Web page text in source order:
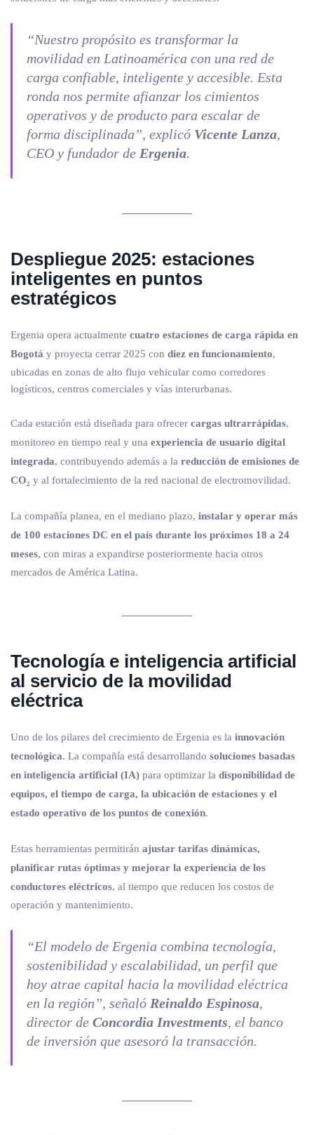
“Nuestro propósito es transformar la
movilidad en Latinoamérica con una red de
carga confiable, inteligente y accesible. Esta
ronda nos permite afianzar los cimientos
operativos y de producto para escalar de
forma disciplinada”, explicó Vicente Lanza,
CEO y fundador de Ergenia.
Despliegue 2025: estaciones
inteligentes en puntos
estratégicos
Ergenia opera actualmente cuatro estaciones de carga rápida en
Bogotá y proyecta cerrar 2025 con diez en funcionamiento,
ubicadas en zonas de alto flujo vehicular como corredores
logísticos, centros comerciales y vías interurbanas.
Cada estación está diseñada para ofrecer cargas ultrarrápidas,
monitoreo en tiempo real y una experiencia de usuario digital
integrada, contribuyendo además a la reducción de emisiones de
CO₂ y al fortalecimiento de la red nacional de electromovilidad.
La compañía planea, en el mediano plazo, instalar y operar más
de 100 estaciones DC en el país durante los próximos 18 a 24
meses, con miras a expandirse posteriormente hacia otros
mercados de América Latina.
Tecnología e inteligencia artificial
al servicio de la movilidad
eléctrica
Uno de los pilares del crecimiento de Ergenia es la innovación
tecnológica. La compañía está desarrollando soluciones basadas
en inteligencia artificial (IA) para optimizar la disponibilidad de
equipos, el tiempo de carga, la ubicación de estaciones y el
estado operativo de los puntos de conexión.
Estas herramientas permitirán ajustar tarifas dinámicas,
planificar rutas óptimas y mejorar la experiencia de los
conductores eléctricos, al tiempo que reducen los costos de
operación y mantenimiento.
“El modelo de Ergenia combina tecnología,
sostenibilidad y escalabilidad, un perfil que
hoy atrae capital hacia la movilidad eléctrica
en la región”, señaló Reinaldo Espinosa,
director de Concordia Investments, el banco
de inversión que asesoró la transacción.